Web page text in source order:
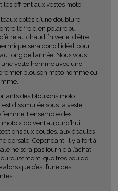
offrent aux vestes moto.
dotés d’une doublure
le froid en polaire ou
au chaud l’hiver et d’être
sera donc l’idéal pour
long de l’année. Nous vous
veste homme avec une
blouson moto homme ou
des blousons moto
est dissimulée sous la veste
L’ensemble des
» doivent aujourd’hui
aux coudes, aux épaules
dorsale. Cependant, il y a fort à
ne sera pas fournie à l’achat
que très peu de
que c’est l’une des